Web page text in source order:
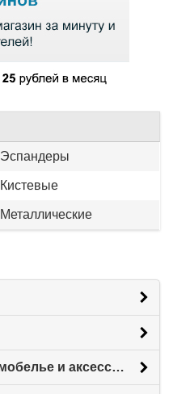
Эспандеры
Кистевые
Металлические
Распродажа Одежда, термобелье и аксессуары